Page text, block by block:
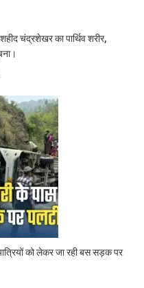
चंद्रशेखर का पार्थिव शरीर,
को लेकर जा रही बस सड़क पर